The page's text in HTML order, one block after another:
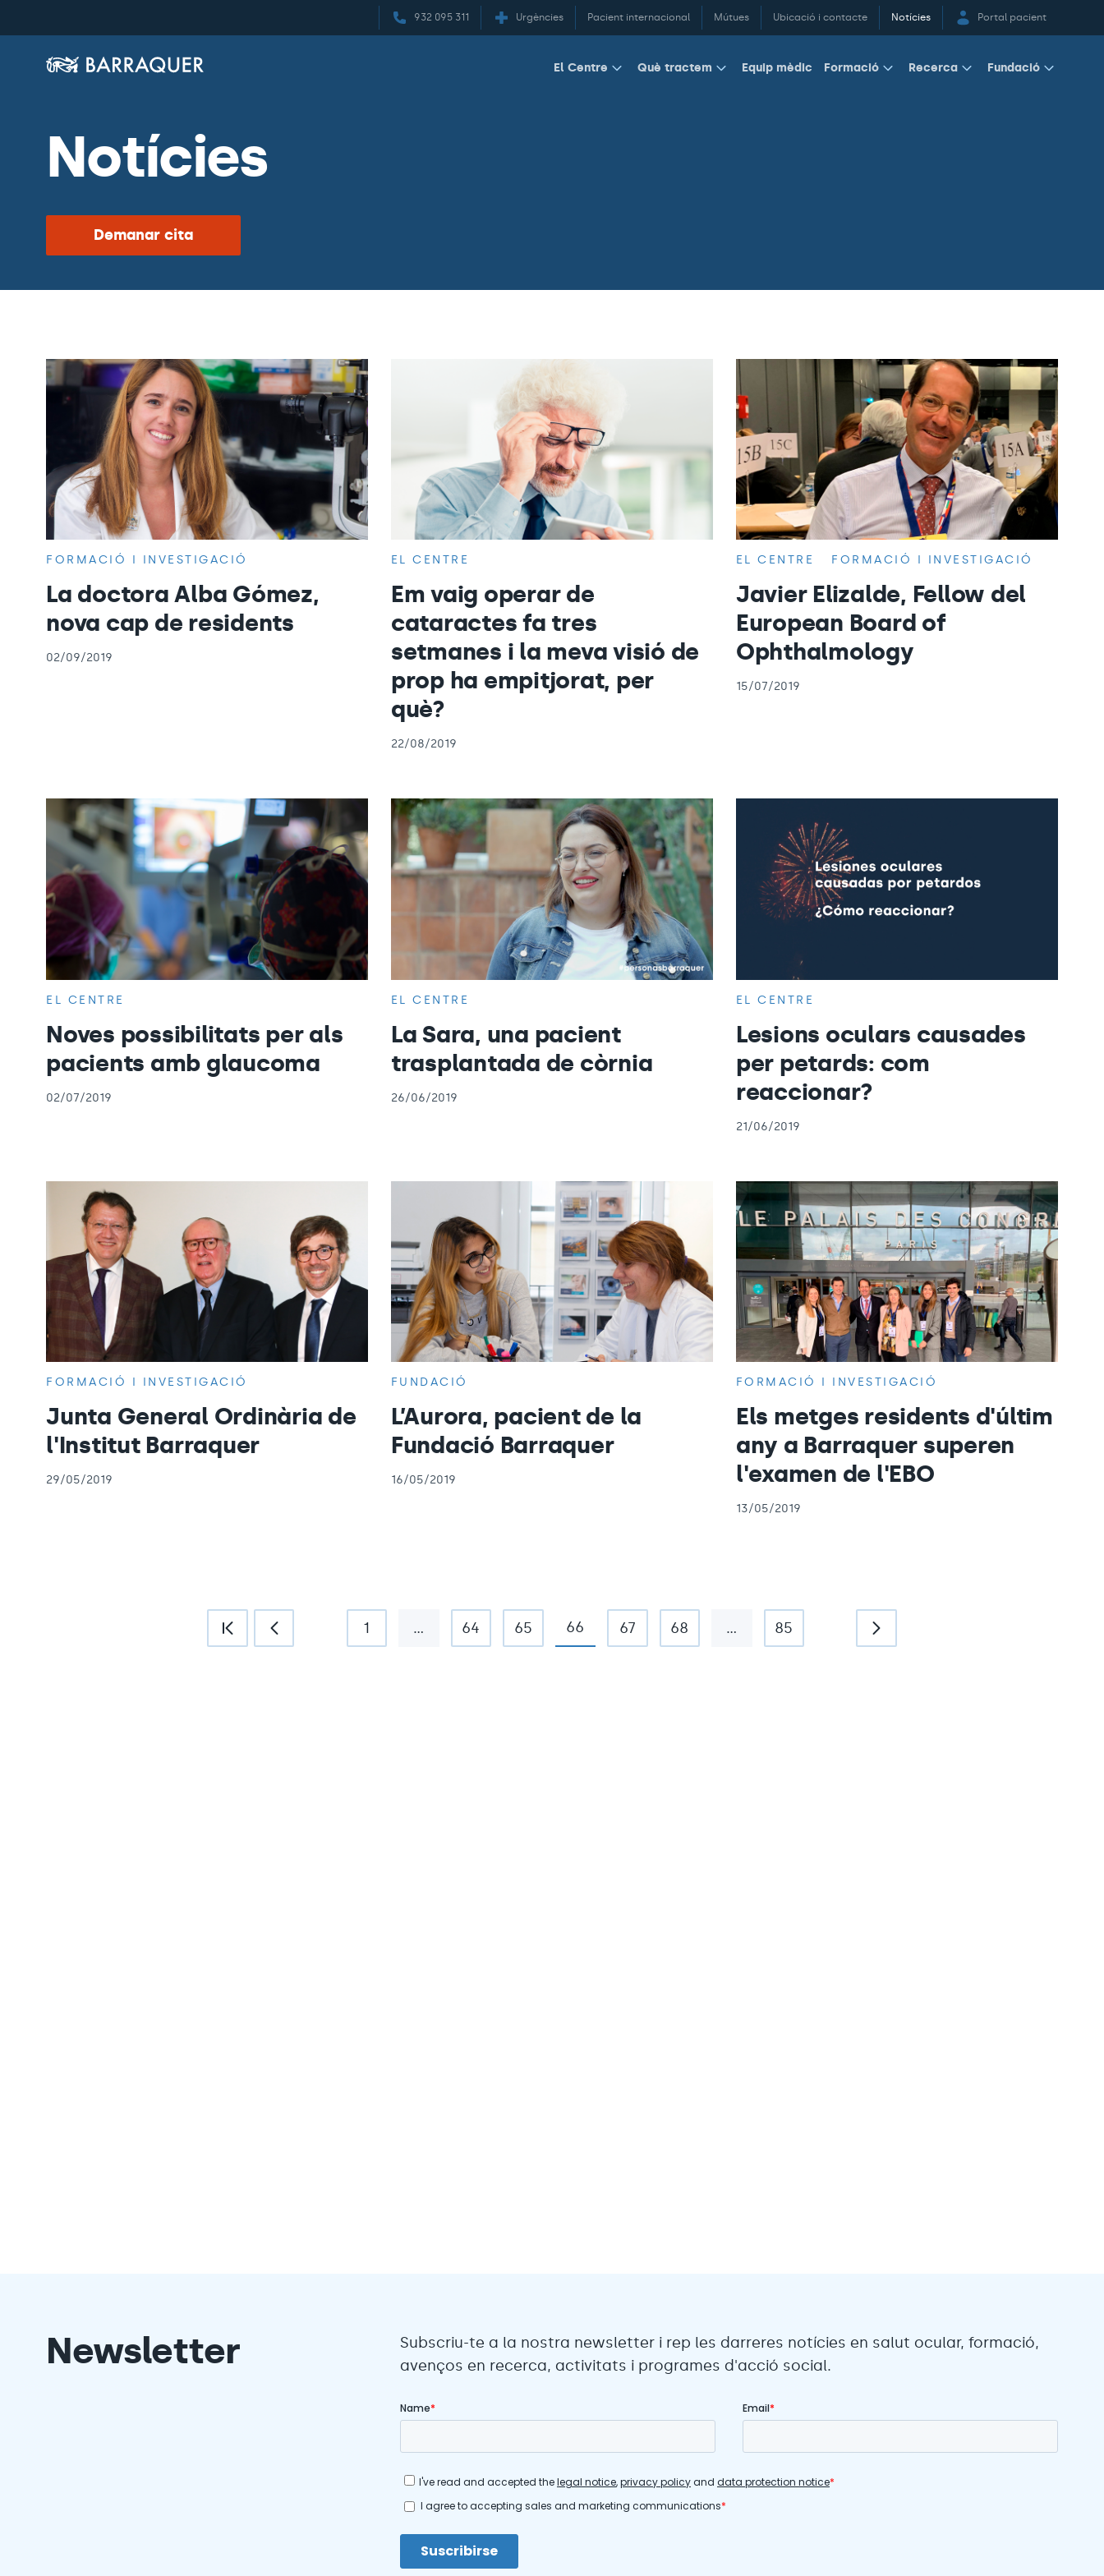
932 095 311 Urgències Pacient internacional Mútues Ubicació i contacte Notícies Portal pacient
El Centre Què tractem Equip mèdic Formació Recerca Fundació
Notícies
Demanar cita
FORMACIÓ I INVESTIGACIÓ
La doctora Alba Gómez,
nova cap de residents
02/09/2019
EL CENTRE
Em vaig operar de
cataractes fa tres
setmanes i la meva visió de
prop ha empitjorat, per
què?
22/08/2019
EL CENTRE FORMACIÓ I INVESTIGACIÓ
Javier Elizalde, Fellow del
European Board of
Ophthalmology
15/07/2019
EL CENTRE
Noves possibilitats per als
pacients amb glaucoma
02/07/2019
EL CENTRE
La Sara, una pacient
trasplantada de còrnia
26/06/2019
EL CENTRE
Lesions oculars causades
per petards: com
reaccionar?
21/06/2019
FORMACIÓ I INVESTIGACIÓ
Junta General Ordinària de
l'Institut Barraquer
29/05/2019
FUNDACIÓ
L’Aurora, pacient de la
Fundació Barraquer
16/05/2019
FORMACIÓ I INVESTIGACIÓ
Els metges residents d'últim
any a Barraquer superen
l'examen de l'EBO
13/05/2019
1 … 64 65 66 67 68 … 85
Newsletter
Subscriu-te a la nostra newsletter i rep les darreres notícies en salut ocular, formació,
avenços en recerca, activitats i programes d'acció social.